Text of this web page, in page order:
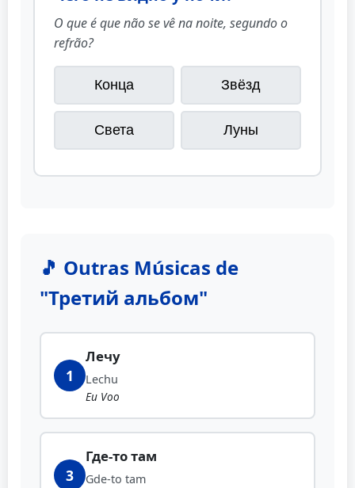
O que é que não se vê na noite, segundo o
refrão?
Конца Звёзд
Света Луны
🎵 Outras Músicas de
"Третий альбом"
1
Лечу
Lechu
Eu Voo
3
Где-то там
Gde-to tam